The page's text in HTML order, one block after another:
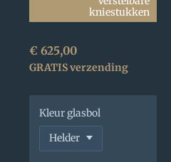
kniestukken
€ 625,00
GRATIS verzending
Kleur glasbol